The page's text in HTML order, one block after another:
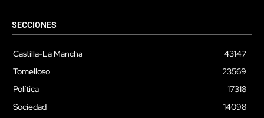
SECCIONES
Castilla-La Mancha
43147
Tomelloso
23569
Política
17318
Sociedad
14098